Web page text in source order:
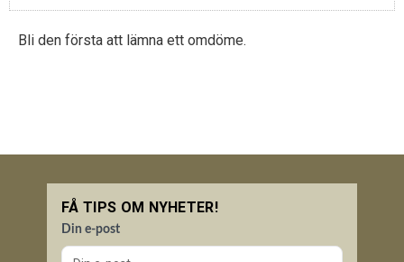
Bli den första att lämna ett omdöme.
FÅ TIPS OM NYHETER!
Din e-post